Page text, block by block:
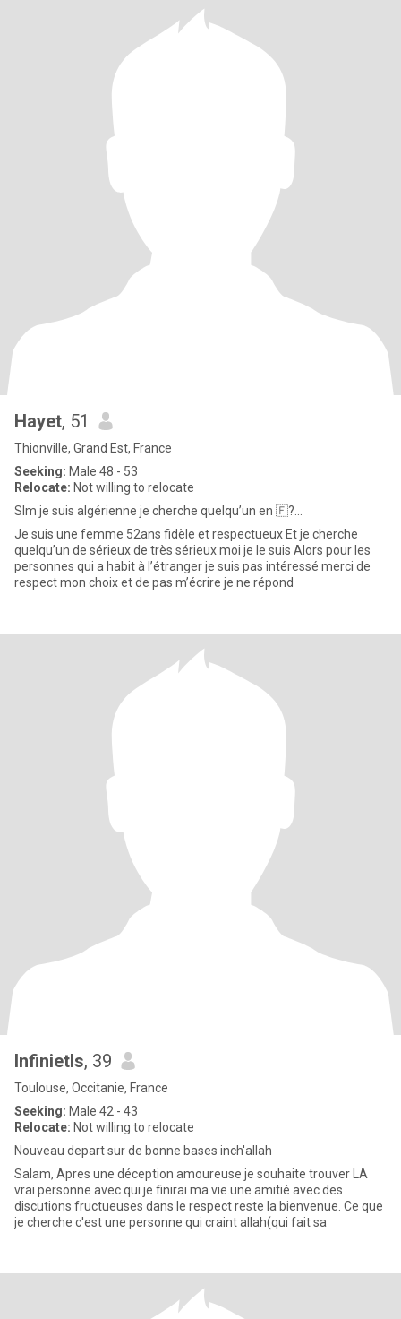
Hayet, 51
Thionville, Grand Est, France
Seeking: Male 48 - 53
Relocate: Not willing to relocate
Slm je suis algérienne je cherche quelqu’un en 🇫?...
Je suis une femme 52ans fidèle et respectueux Et je cherche
quelqu’un de sérieux de très sérieux moi je le suis Alors pour les
personnes qui a habit à l’étranger je suis pas intéressé merci de
respect mon choix et de pas m’écrire je ne répond
Infinietls, 39
Toulouse, Occitanie, France
Seeking: Male 42 - 43
Relocate: Not willing to relocate
Nouveau depart sur de bonne bases inch'allah
Salam, Apres une déception amoureuse je souhaite trouver LA
vrai personne avec qui je finirai ma vie.une amitié avec des
discutions fructueuses dans le respect reste la bienvenue. Ce que
je cherche c'est une personne qui craint allah(qui fait sa